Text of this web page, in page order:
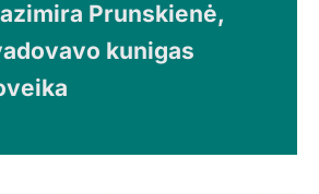
Prunskienė,
kunigas